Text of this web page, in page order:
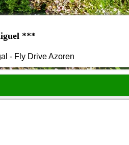
***
- Fly Drive Azoren